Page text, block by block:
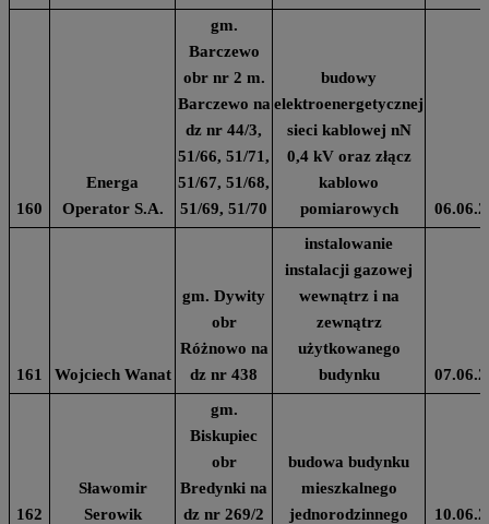
160
Energa
Operator S.A.
gm.
Barczewo
obr nr 2 m.
Barczewo na
dz nr 44/3,
51/66, 51/71,
51/67, 51/68,
51/69, 51/70
budowy
elektroenergetycznej
sieci kablowej nN
0,4 kV oraz złącz
kablowo
pomiarowych
161 Wojciech Wanat
gm. Dywity
obr
Różnowo na
dz nr 438
instalowanie
instalacji gazowej
wewnątrz i na
zewnątrz
użytkowanego
budynku
162
Sławomir
Serowik
gm.
Biskupiec
obr
Bredynki na
dz nr 269/2
budowa budynku
mieszkalnego
jednorodzinnego